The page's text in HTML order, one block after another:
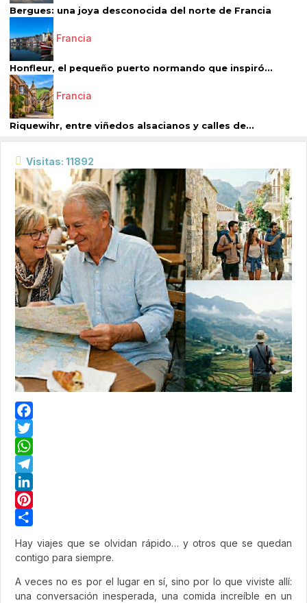
Bergues: una joya desconocida del norte de Francia
Francia
Honfleur, el pequeño puerto normando que inspiró...
Francia
Riquewihr, entre viñedos alsacianos y calles de...
Visitas: 11892
Facebook
Twitter
WhatsApp
Telegram
LinkedIn
Pinterest
Hay viajes que se olvidan rápido… y otros que se quedan
contigo para siempre.
A veces no es por el lugar en sí, sino por lo que viviste allí:
una conversación inesperada, una comida increíble en un